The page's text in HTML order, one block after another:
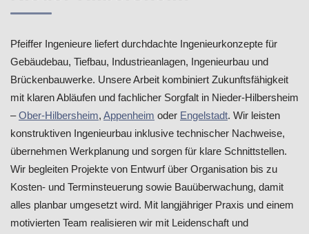
Pfeiffer Ingenieure liefert durchdachte Ingenieurkonzepte für
Gebäudebau, Tiefbau, Industrieanlagen, Ingenieurbau und
Brückenbauwerke. Unsere Arbeit kombiniert Zukunftsfähigkeit
mit klaren Abläufen und fachlicher Sorgfalt in Nieder-Hilbersheim
–Ober-Hilbersheim, Appenheim oder Engelstadt. Wir leisten
konstruktiven Ingenieurbau inklusive technischer Nachweise,
übernehmen Werkplanung und sorgen für klare Schnittstellen.
Wir begleiten Projekte von Entwurf über Organisation bis zu
Kosten- und Terminsteuerung sowie Bauüberwachung, damit
alles planbar umgesetzt wird. Mit langjähriger Praxis und einem
motivierten Team realisieren wir mit Leidenschaft und